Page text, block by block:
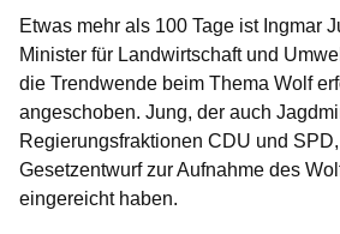
Etwas mehr als 100 Tage ist Ingmar
Minister für Landwirtschaft und
die Trendwende beim Thema Wolf
angeschoben. Jung, der auch
Regierungsfraktionen CDU und
Gesetzentwurf zur Aufnahme des
eingereicht haben.